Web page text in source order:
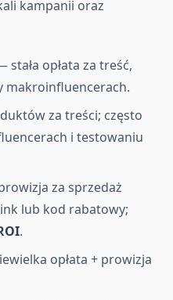
kampanii oraz
stała opłata za treść,
makroinfluencerach.
za treści; często
i testowaniu
za sprzedaż
lub kod rabatowy;
.
opłata + prowizja